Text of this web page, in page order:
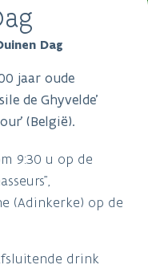
Dag
jaar oude
de Ghyvelde’
(België).
9:30 u op de
(Adinkerke) op de
drink